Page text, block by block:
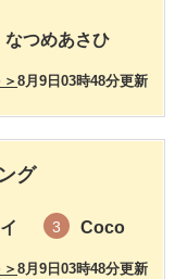
なつめあさひ
8月9日03時48分更新
＞
グ
3 Coco
8月9日03時48分更新
＞